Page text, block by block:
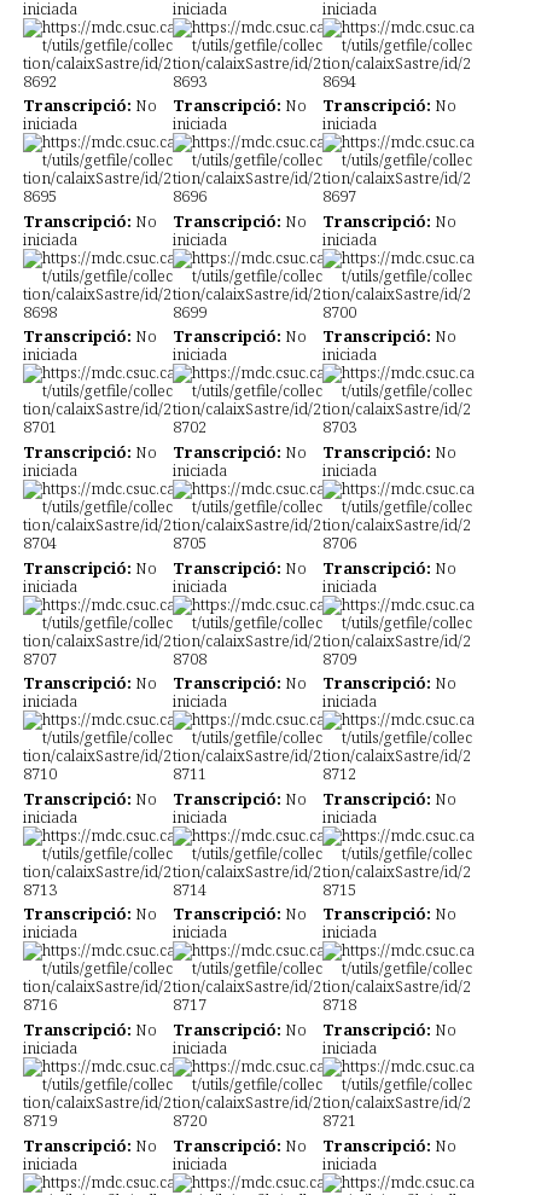
iniciada
iniciada
iniciada
Transcripció: No
iniciada
Transcripció: No
iniciada
Transcripció: No
iniciada
Transcripció: No
iniciada
Transcripció: No
iniciada
Transcripció: No
iniciada
Transcripció: No
iniciada
Transcripció: No
iniciada
Transcripció: No
iniciada
Transcripció: No
iniciada
Transcripció: No
iniciada
Transcripció: No
iniciada
Transcripció: No
iniciada
Transcripció: No
iniciada
Transcripció: No
iniciada
Transcripció: No
iniciada
Transcripció: No
iniciada
Transcripció: No
iniciada
Transcripció: No
iniciada
Transcripció: No
iniciada
Transcripció: No
iniciada
Transcripció: No
iniciada
Transcripció: No
iniciada
Transcripció: No
iniciada
Transcripció: No
iniciada
Transcripció: No
iniciada
Transcripció: No
iniciada
Transcripció: No
iniciada
Transcripció: No
iniciada
Transcripció: No
iniciada